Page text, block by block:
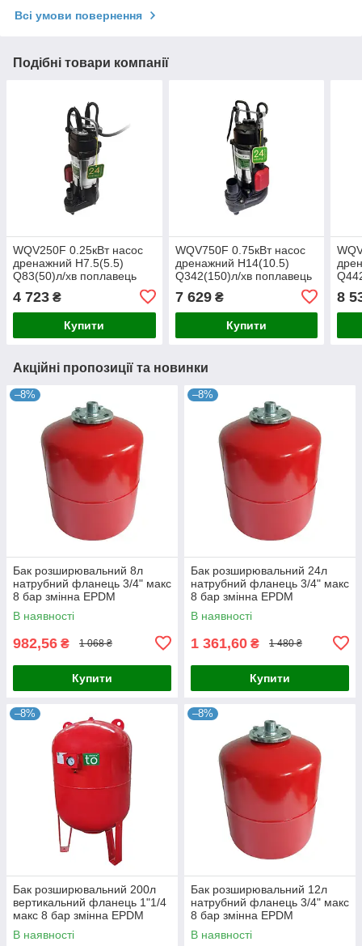
Всі умови повернення
Подібні товари компанії
WQV250F 0.25кВт насос
дренажний H7.5(5.5)
Q83(50)л/хв поплавець
toНАСОСИ
4 723 ₴
Купити
WQV750F 0.75кВт насос
дренажний H14(10.5)
Q342(150)л/хв поплавець
toНАСОСИ
7 629₴
Купити
8
Акційні пропозиції та новинки
–8%
Бак розширювальний 8л
натрубний фланець 3/4" макс
8 бар змінна EPDM
мембрана toНАСОСИ
В наявності
982,56 ₴ 1 068 ₴
Купити
–8%
Бак розширювальний 24л
натрубний фланець 3/4" макс
8 бар змінна EPDM
мембрана toНАСОСИ
В наявності
1 361,60 ₴ 1 480 ₴
Купити
–8%
Бак розширювальний 200л
вертикальний фланець 1"1/4
макс 8 бар змінна EPDM
мембрана toНАСОСИ
В наявності
–8%
Бак розширювальний 12л
натрубний фланець 3/4" макс
8 бар змінна EPDM
мембрана toНАСОСИ
В наявності